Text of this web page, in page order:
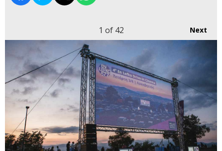
Next
1 of 42